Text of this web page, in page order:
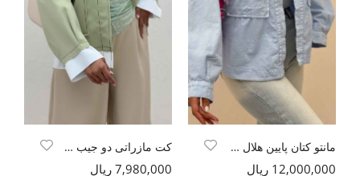
مانتو کتان پایین هلال TR
12,000,000 ریال
کت مازراتی دو جیب پاکتی پایین کات
7,980,000 ریال